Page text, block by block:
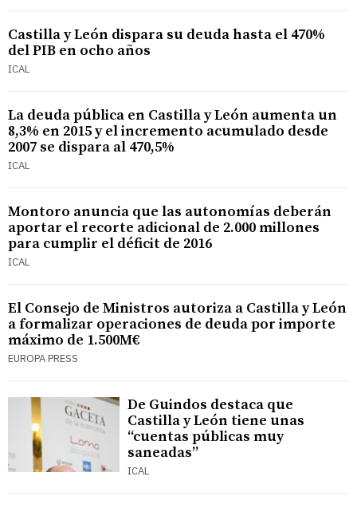
Castilla y León dispara su deuda hasta el 470%
del PIB en ocho años
ICAL
La deuda pública en Castilla y León aumenta un
8,3% en 2015 y el incremento acumulado desde
2007 se dispara al 470,5%
ICAL
Montoro anuncia que las autonomías deberán
aportar el recorte adicional de 2.000 millones
para cumplir el déficit de 2016
ICAL
El Consejo de Ministros autoriza a Castilla y León
a formalizar operaciones de deuda por importe
máximo de 1.500M€
EUROPA PRESS
De Guindos destaca que
Castilla y León tiene unas
“cuentas públicas muy
saneadas”
ICAL